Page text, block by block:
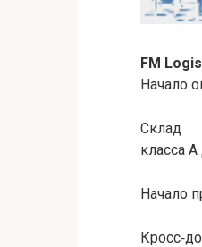
FM
Начало
Склад
класса
Начало